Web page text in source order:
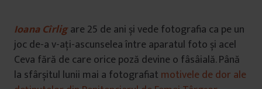
Ioana Cîrligare 25 de ani și vede fotografia ca pe un
joc de-a v-ați-ascunselea între aparatul foto și acel
Ceva fără de care orice poză devine o fâsâială. Până
la sfârșitul lunii mai a fotografiat motivele de dor ale